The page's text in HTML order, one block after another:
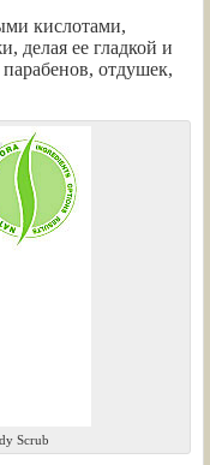
кислотами,
делая ее гладкой и
отдушек,
Scrub